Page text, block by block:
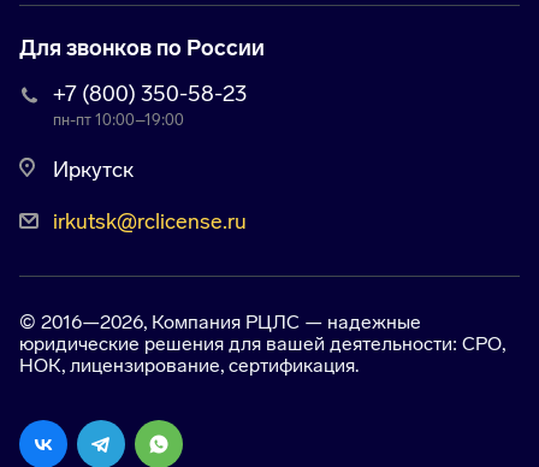
Для звонков по России
+7 (800) 350-58-23
пн-пт 10:00–19:00
Иркутск
irkutsk@rclicense.ru
© 2016—2026, Компания РЦЛС — надежные
юридические решения для вашей деятельности: СРО,
НОК, лицензирование, сертификация.